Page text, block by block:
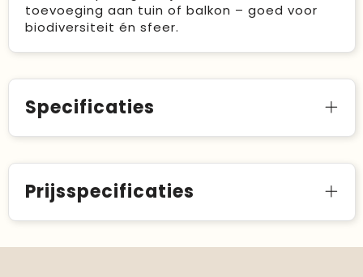
toevoeging aan tuin of balkon – goed voor
biodiversiteit én sfeer.
Specificaties
Prijsspecificaties